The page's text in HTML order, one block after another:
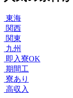
東海
関西
関東
九州
即入寮OK
期間工
寮あり
高収入